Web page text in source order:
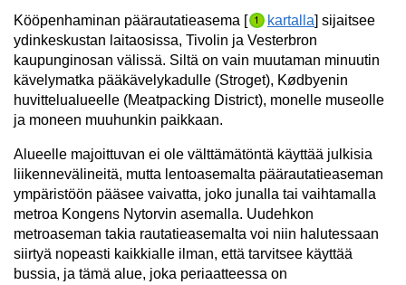
Kööpenhaminan päärautatieasema [ kartalla] sijaitsee
ydinkeskustan laitaosissa, Tivolin ja Vesterbron
kaupunginosan välissä. Siltä on vain muutaman minuutin
kävelymatka pääkävelykadulle (Stroget), Kødbyenin
huvittelualueelle (Meatpacking District), monelle museolle
ja moneen muuhunkin paikkaan.
Alueelle majoittuvan ei ole välttämätöntä käyttää julkisia
liikennevälineitä, mutta lentoasemalta päärautatieaseman
ympäristöön pääsee vaivatta, joko junalla tai vaihtamalla
metroa Kongens Nytorvin asemalla. Uudehkon
metroaseman takia rautatieasemalta voi niin halutessaan
siirtyä nopeasti kaikkialle ilman, että tarvitsee käyttää
bussia, ja tämä alue, joka periaatteessa on